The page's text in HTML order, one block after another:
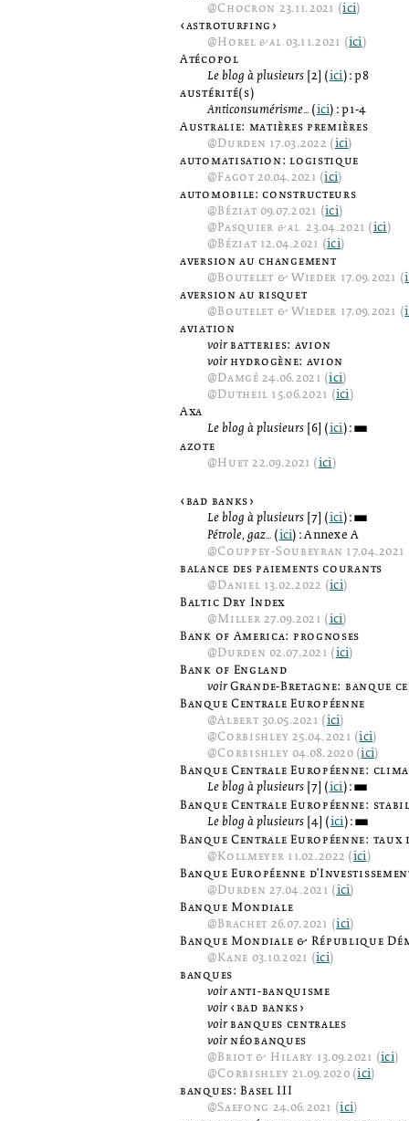
@Chocron 23.11.2021 (ici)
‹astroturfing›
@Horel & al.03.11.2021 (ici)
Atécopol
Le blog à plusieurs [2] (ici): p8
austérité(s)
Anticonsumérisme... (ici): p1-4
Australie: matières premières
@Durden 17.03.2022 (ici)
automatisation: logistique
@Fagot 20.04.2021 (ici)
automobile: constructeurs
@Béziat 09.07.2021 (ici)
@Pasquier & al. 23.04.2021 (ici)
@Béziat 12.04.2021 (ici)
aversion au changement
@Boutelet & Wieder 17.09.2021 (
aversion au risquet
@Boutelet & Wieder 17.09.2021 (
aviation
voirbatteries: avion
voirhydrogène: avion
@Damgé 24.06.2021 (ici)
@Dutheil 15.06.2021 (ici)
Axa
Le blog à plusieurs [6] (ici):3
azote
@Huet 22.09.2021 (ici)
‹bad banks›
Le blog à plusieurs [7] (ici):3
Pétrole, gaz... (ici): Annexe A
@Couppey-Soubeyran 17.04.2021
balance des paiements courants
@Daniel 13.02.2022 (ici)
Baltic Dry Index
@Miller27.09.2021 (ici)
Bank of America: prognoses
@Durden 02.07.2021 (ici)
Bank of England
voirGrande-Bretagne: banque
Banque Centrale Européenne
@Albert 30.05.2021 (ici)
@Corbishley 25.04.2021 (ici)
@Corbishley 04.08.2020 (ici)
Banque Centrale Européenne:
Le blog à plusieurs [7] (ici):3
Banque Centrale Européenne:
Le blog à plusieurs [4] (ici):3
Banque Centrale Européenne: taux
@Kollmeyer 11.02.2022 (ici)
Banque Européenne
@Durden27.04.2021 (ici)
Banque Mondiale
@Brachet 26.07.2021 (ici)
Banque Mondiale & République
@Kane 03.10.2021 (ici)
banques
voiranti-banquisme
voir ‹bad banks›
voirbanques centrales
voirnéobanques
@Briot & Hilary 13.09.2021 (ici)
@Corbishley 21.09.2020 (ici)
banques: Basel III
@Saefong 24.06.2021 (ici)